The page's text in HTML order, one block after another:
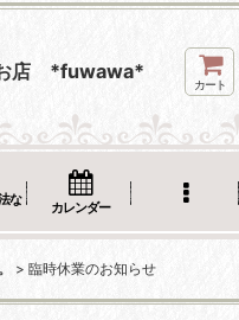
お店 *fuwawa*
カート
な
カレンダー
> 臨時休業のお知らせ